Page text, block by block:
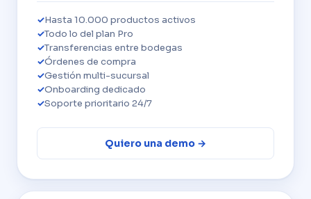
Hasta 10.000 productos activos
Todo lo del plan Pro
Transferencias entre bodegas
Órdenes de compra
Gestión multi-sucursal
Onboarding dedicado
Soporte prioritario 24/7
Quiero una demo →